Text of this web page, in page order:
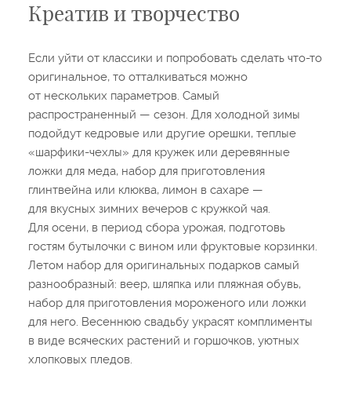
Креатив и творчество
Если уйти от классики и попробовать сделать что-то
оригинальное, то отталкиваться можно
от нескольких параметров. Самый
распространенный — сезон. Для холодной зимы
подойдут кедровые или другие орешки, теплые
«шарфики-чехлы» для кружек или деревянные
ложки для меда, набор для приготовления
глинтвейна или клюква, лимон в сахаре —
для вкусных зимних вечеров с кружкой чая.
Для осени, в период сбора урожая, подготовь
гостям бутылочки с вином или фруктовые корзинки.
Летом набор для оригинальных подарков самый
разнообразный: веер, шляпка или пляжная обувь,
набор для приготовления мороженого или ложки
для него. Весеннюю свадьбу украсят комплименты
в виде всяческих растений и горшочков, уютных
хлопковых пледов.